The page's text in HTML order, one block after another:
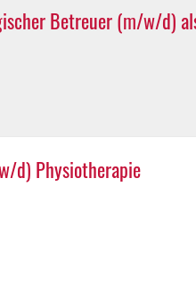
Betreuer (m/w/d)
d) Physiotherapie